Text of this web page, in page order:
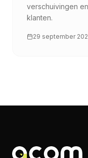
verschuivingen
klanten.
29 september